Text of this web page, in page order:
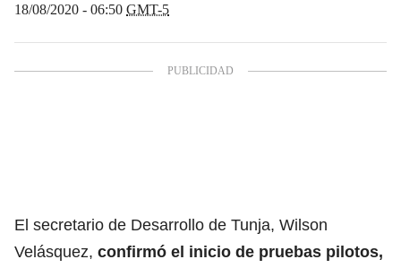
18/08/2020 - 06:50 GMT-5
El secretario de Desarrollo de Tunja, Wilson
Velásquez, confirmó el inicio de pruebas pilotos,